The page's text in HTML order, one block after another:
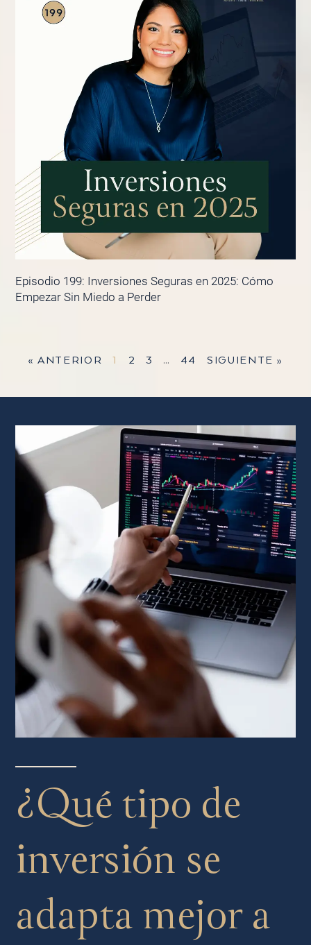
Episodio 199: Inversiones Seguras en 2025: Cómo
Empezar Sin Miedo a Perder
« ANTERIOR 1 2 3 … 44 SIGUIENTE »
¿Qué tipo de
inversión se
adapta mejor a